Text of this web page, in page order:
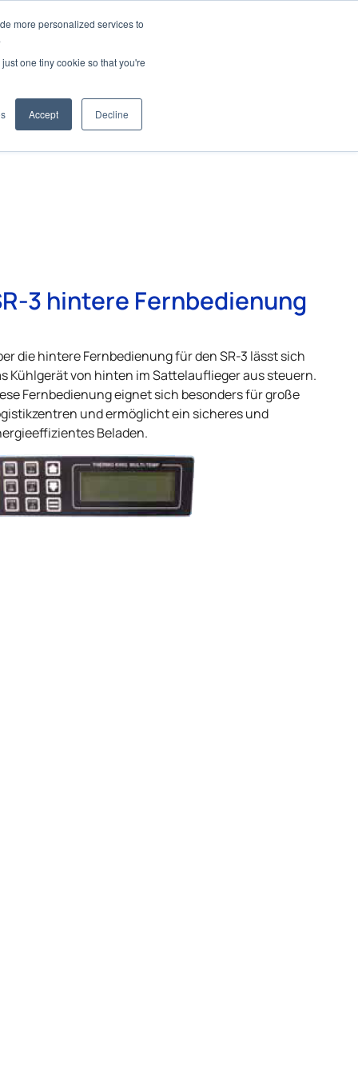
more personalized services to
one tiny cookie so that you're
Accept Decline
3 hintere Fernbedienung
die hintere Fernbedienung für den SR-3 lässt sich
Kühlgerät von hinten im Sattelauflieger aus steuern.
Fernbedienung eignet sich besonders für große
und ermöglicht ein sicheres und
Beladen.